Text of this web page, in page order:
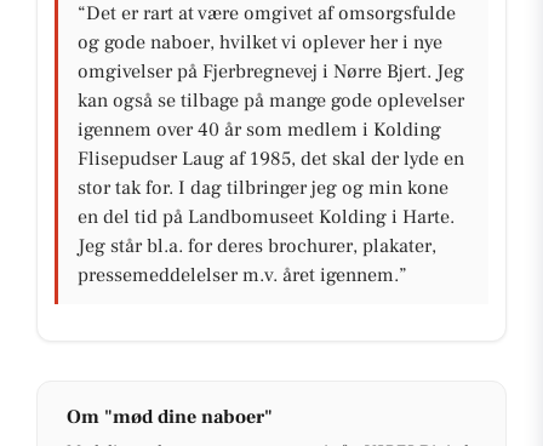
“Det er rart at være omgivet af omsorgsfulde
og gode naboer, hvilket vi oplever her i nye
omgivelser på Fjerbregnevej i Nørre Bjert. Jeg
kan også se tilbage på mange gode oplevelser
igennem over 40 år som medlem i Kolding
Flisepudser Laug af 1985, det skal der lyde en
stor tak for. I dag tilbringer jeg og min kone
en del tid på Landbomuseet Kolding i Harte.
Jeg står bl.a. for deres brochurer, plakater,
pressemeddelelser m.v. året igennem.”
Om "mød dine naboer"